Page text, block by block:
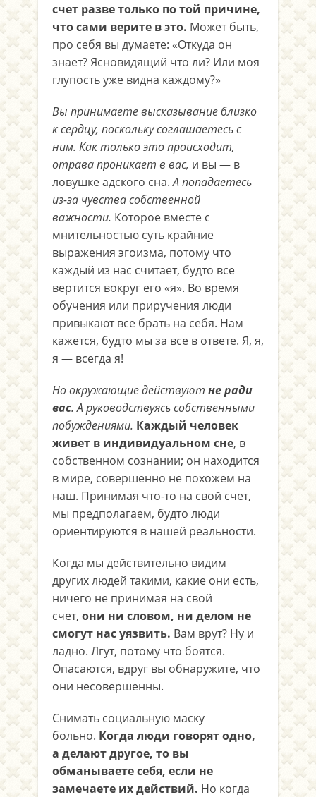
счет разве только по той причине,
что сами верите в это. Может быть,
про себя вы думаете: «Откуда он
знает? Ясновидящий что ли? Или моя
глупость уже видна каждому?»
Вы принимаете высказывание близко
к сердцу, поскольку соглашаетесь с
ним. Как только это происходит,
отрава проникает в вас, и вы — в
ловушке адского сна.А попадаетесь
из-за чувства собственной
важности. Которое вместе с
мнительностью суть крайние
выражения эгоизма, потому что
каждый из нас считает, будто все
вертится вокруг его «я». Во время
обучения или приручения люди
привыкают все брать на себя. Нам
кажется, будто мы за все в ответе. Я, я,
я — всегда я!
Но окружающие действуют не ради
вас. А руководствуясь собственными
побуждениями. Каждый человек
живет в индивидуальном сне, в
собственном сознании; он находится
в мире, совершенно не похожем на
наш. Принимая что-то на свой счет,
мы предполагаем, будто люди
ориентируются в нашей реальности.
Когда мы действительно видим
других людей такими, какие они есть,
ничего не принимая на свой
счет, они ни словом, ни делом не
смогут нас уязвить. Вам врут? Ну и
ладно. Лгут, потому что боятся.
Опасаются, вдруг вы обнаружите, что
они несовершенны.
Снимать социальную маску
больно. Когда люди говорят одно,
а делают другое, то вы
обманываете себя, если не
замечаете их действий. Но когда